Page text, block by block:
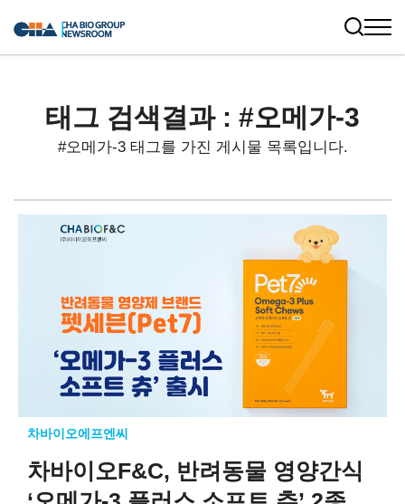
태그 검색결과 : #오메가-3
#오메가-3 태그를 가진 게시물 목록입니다.
차바이오에프엔씨
차바이오F&C, 반려동물 영양간식